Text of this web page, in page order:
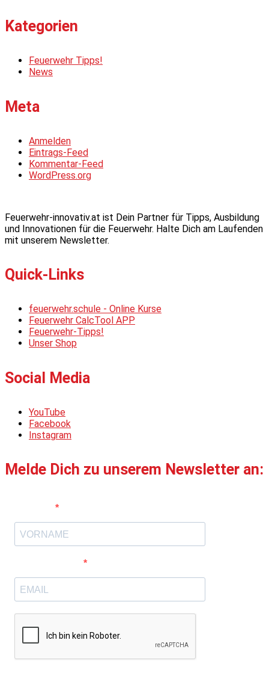
Kategorien
Feuerwehr Tipps!
News
Meta
Anmelden
Eintrags-Feed
Kommentar-Feed
WordPress.org
Feuerwehr-innovativ.at ist Dein Partner für Tipps, Ausbildung
und Innovationen für die Feuerwehr. Halte Dich am Laufenden
mit unserem Newsletter.
Quick-Links
feuerwehr.schule - Online Kurse
Feuerwehr CalcTool APP
Feuerwehr-Tipps!
Unser Shop
Social Media
YouTube
Facebook
Instagram
Melde Dich zu unserem Newsletter an: